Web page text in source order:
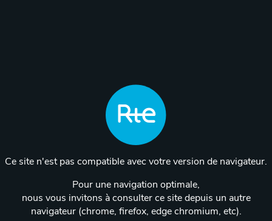
Ce site n'est pas compatible avec votre version de navigateur.
Pour une navigation optimale,
nous vous invitons à consulter ce site depuis un autre
navigateur (chrome, firefox, edge chromium, etc).